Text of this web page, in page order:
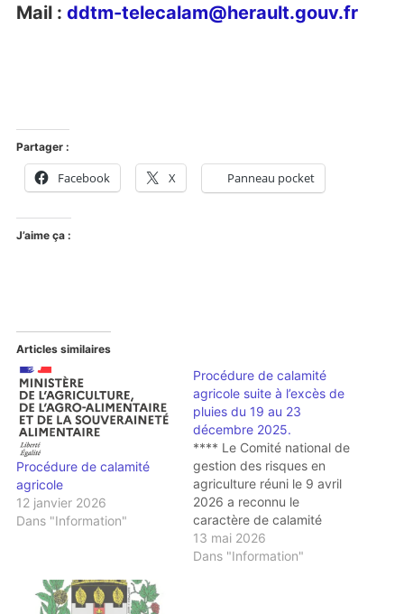
Mail : ddtm-telecalam@herault.gouv.fr
Partager :
Facebook X Panneau pocket
J’aime ça :
Articles similaires
Procédure de calamité
agricole
12 janvier 2026
Dans "Information"
Procédure de calamité
agricole suite à l’excès de
pluies du 19 au 23
décembre 2025.
**** Le Comité national de
gestion des risques en
agriculture réuni le 9 avril
2026 a reconnu le
caractère de calamité
agricole pour les
dommages liés à l'excès
13 mai 2026
Dans "Information"